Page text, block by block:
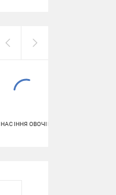
НАСІННЯ ОВОЧІВ